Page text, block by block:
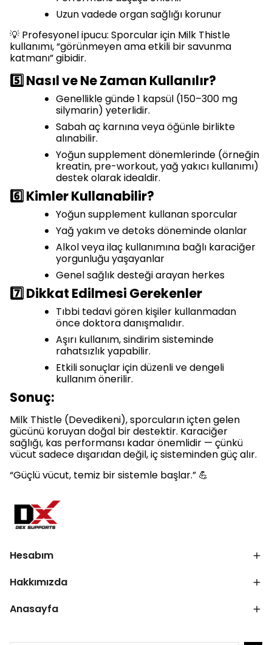
Uzun vadede organ sağlığı korunur
💡 Profesyonel ipucu: Sporcular için Milk Thistle
kullanımı, “görünmeyen ama etkili bir savunma
katmanı” gibidir.
5️⃣ Nasıl ve Ne Zaman Kullanılır?
Genellikle günde 1 kapsül (150–300 mg
silymarin) yeterlidir.
Sabah aç karnına veya öğünle birlikte
alınabilir.
Yoğun supplement dönemlerinde (örneğin
kreatin, pre-workout, yağ yakıcı kullanımı)
destek olarak idealdir.
6️⃣ Kimler Kullanabilir?
Yoğun supplement kullanan sporcular
Yağ yakım ve detoks döneminde olanlar
Alkol veya ilaç kullanımına bağlı karaciğer
yorgunluğu yaşayanlar
Genel sağlık desteği arayan herkes
7️⃣ Dikkat Edilmesi Gerekenler
Tıbbi tedavi gören kişiler kullanmadan
önce doktora danışmalıdır.
Aşırı kullanım, sindirim sisteminde
rahatsızlık yapabilir.
Etkili sonuçlar için düzenli ve dengeli
kullanım önerilir.
Sonuç:
Milk Thistle (Devedikeni), sporcuların içten gelen
gücünü koruyan doğal bir destektir. Karaciğer
sağlığı, kas performansı kadar önemlidir — çünkü
vücut sadece dışarıdan değil, iç sisteminden güç alır.
“Güçlü vücut, temiz bir sistemle başlar.” 💪
Hesabım
Hakkımızda
Anasayfa